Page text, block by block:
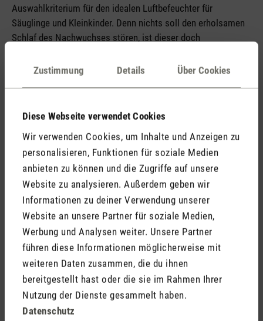
Zustimmung Details Über Cookies
Diese Webseite verwendet Cookies
Wir verwenden Cookies, um Inhalte und Anzeigen zu
personalisieren, Funktionen für soziale Medien
anbieten zu können und die Zugriffe auf unsere
Website zu analysieren. Außerdem geben wir
Informationen zu deiner Verwendung unserer
Website an unsere Partner für soziale Medien,
Werbung und Analysen weiter. Unsere Partner
führen diese Informationen möglicherweise mit
weiteren Daten zusammen, die du ihnen
bereitgestellt hast oder die sie im Rahmen Ihrer
Nutzung der Dienste gesammelt haben.
Datenschutz
Auswahlkriterium für den idealen Luftbefeuchter für
Säuglinge und Kleinkinder. Denn nichts soll den erholsamen
Schlaf des Nachwuchses stören, ist dieser doch
störende Lichter und blinkende Lämpli. Deshalb ist Oskar
Eigenschaften und seiner pflegeleichten Art ist er der ideale
geringen Grösse befeuchtet er leistungsstark sowie
stromsparend kleine Räume bis 30 m2. Dabei lässt er sich
bei Bedarf mit ätherischen Ölen* kombinieren. Und wer bei
der Einrichtung des Babyzimmers auf Design und
hochwertige Materialen wert legt, kommt mit Oskar little
ebenfalls auf seine Kosten.